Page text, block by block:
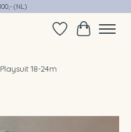
(NL)
Verlanglijst
18-24m
Items